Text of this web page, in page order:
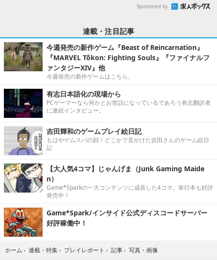
Sponsored by
連載・注目記事
今週発売の新作ゲーム『Beast of Reincarnation』
『MARVEL Tōkon: Fighting Souls』『ファイナルフ
ァンタジーXIV』他
今週発売の新作ゲームはこちら。
有志日本語化の現場から
PCゲーマーなら何かとお世話になっているであろう有志翻訳者
に連続インタビュー。
吉田輝和のゲームプレイ絵日記
もはやゲムスパの顔！どこかで見かけた吉田さんのゲーム絵日
記
【大人気4コマ】じゃんげま（Junk Gaming Maide
n）
Game*Sparkの一大コンテンツに成長した4コマ。単行本も好評
発売中！
Game*Spark/インサイド公式ディスコードサーバー
好評稼働中！
ホーム › 連載・特集 › プレイレポート › 記事 › 写真・画像